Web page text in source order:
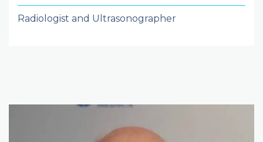
Radiologist and Ultrasonographer